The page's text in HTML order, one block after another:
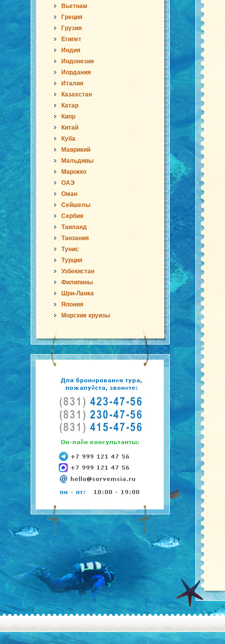
Вьетнам
Греция
Грузия
Египет
Индия
Индонезия
Иордания
Италия
Казахстан
Катар
Кипр
Китай
Куба
Маврикий
Мальдивы
Марокко
ОАЭ
Оман
Сейшелы
Сербия
Таиланд
Танзания
Тунис
Турция
Узбекистан
Филипины
Шри-Ланка
Япония
Морские круизы